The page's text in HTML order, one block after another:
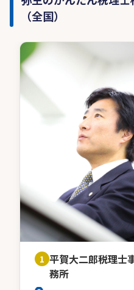
（全国）
1 平賀大二郎税理士
務所